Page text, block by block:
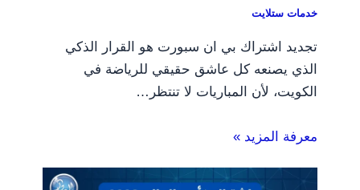
خدمات ستلايت
تجديد اشتراك بي ان سبورت هو القرار الذكي
الذي يصنعه كل عاشق حقيقي للرياضة في
الكويت، لأن المباريات لا تنتظر…
معرفة المزيد »